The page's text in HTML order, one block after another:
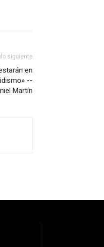
siguiente
en
--
Martín